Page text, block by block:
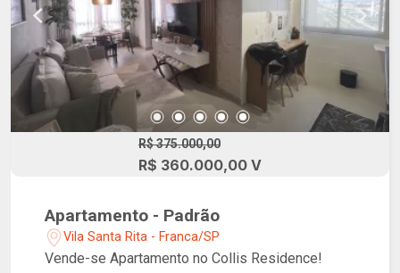
R$ 375.000,00
R$ 360.000,00 V
Apartamento - Padrão
Vila Santa Rita - Franca/SP
Vende-se Apartamento no Collis Residence!